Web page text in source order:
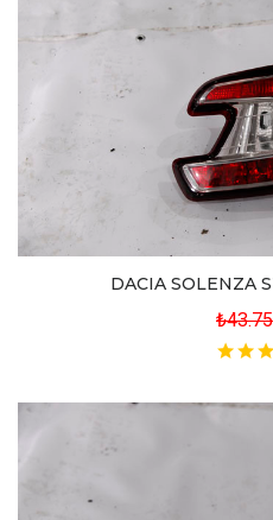
DACIA SOLENZA
₺43.75